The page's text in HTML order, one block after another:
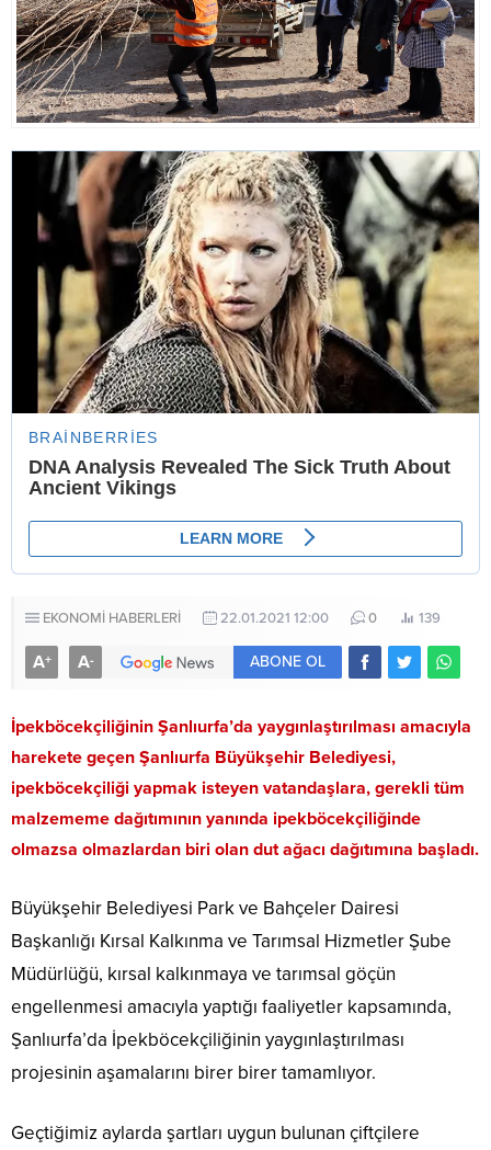
EKONOMİ HABERLERİ 22.01.2021 12:00 0 139
A+ A- ABONE OL
İpekböcekçiliğinin Şanlıurfa’da yaygınlaştırılması amacıyla
harekete geçen Şanlıurfa Büyükşehir Belediyesi,
ipekböcekçiliği yapmak isteyen vatandaşlara, gerekli tüm
malzememe dağıtımının yanında ipekböcekçiliğinde
olmazsa olmazlardan biri olan dut ağacı dağıtımına başladı.
Büyükşehir Belediyesi Park ve Bahçeler Dairesi
Başkanlığı Kırsal Kalkınma ve Tarımsal Hizmetler Şube
Müdürlüğü, kırsal kalkınmaya ve tarımsal göçün
engellenmesi amacıyla yaptığı faaliyetler kapsamında,
Şanlıurfa’da İpekböcekçiliğinin yaygınlaştırılması
projesinin aşamalarını birer birer tamamlıyor.
Geçtiğimiz aylarda şartları uygun bulunan çiftçilere